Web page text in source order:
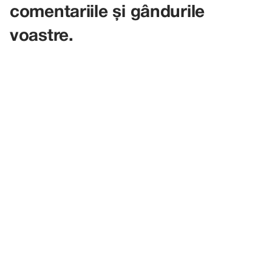
comentariile și gândurile
voastre.